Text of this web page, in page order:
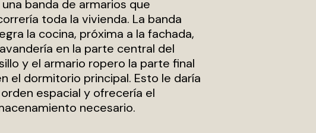
banda de armarios que
toda la vivienda. La banda
la cocina, próxima a la fachada,
en la parte central del
y el armario ropero la parte final
el dormitorio principal. Esto le daría
espacial y ofrecería el
necesario.